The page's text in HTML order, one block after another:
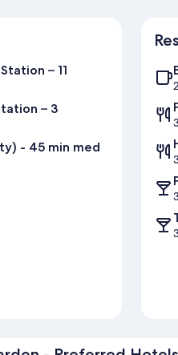
– 11
– 3
- 45 min med